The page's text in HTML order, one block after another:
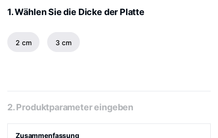
1. Wählen Sie die Dicke der Platte
2 cm 3 cm
2. Produktparameter eingeben
Zusammenfassung